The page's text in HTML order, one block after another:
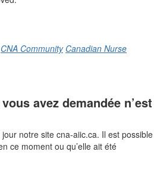
CNA Community Canadian Nurse
avez demandée n’est
notre site cna-aiic.ca. Il est possible
ce moment ou qu’elle ait été